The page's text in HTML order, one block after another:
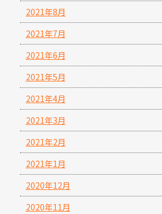
2021年8月
2021年7月
2021年6月
2021年5月
2021年4月
2021年3月
2021年2月
2021年1月
2020年12月
2020年11月